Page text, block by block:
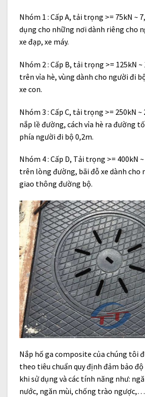
Nhóm 1 : Cấp A, tải trọng >= 75kN ~
dụng cho những nơi dành riêng cho
xe đạp, xe máy.
Nhóm 2 : Cấp B, tải trọng >= 125kN ~
trên vỉa hè, vùng dành cho người đi
xe con.
Nhóm 3 : Cấp C, tải trọng >= 250kN ~
nắp lề đường, cách vỉa hè ra đường
phía người đi bộ 0,2m.
Nhóm 4 : Cấp D, Tải trọng >= 400kN
trên lòng đường, bãi đỗ xe dành cho
giao thông đường bộ.
Nắp hố ga composite của chúng tôi
theo tiêu chuẩn quy định đảm bảo
khi sử dụng và các tính năng như:
nước, ngăn mùi, chống trào ngược,…